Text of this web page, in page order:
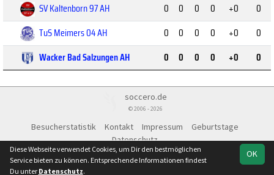
SV Kaltenborn 97 AH
0 0 0 0 +0
0
TuS Meimers 04 AH
0 0 0 0 +0
0
Wacker Bad Salzungen AH
0 0 0 0 +0 0
soccero.de
© 2006 - 2026
Besucherstatistik Kontakt Impressum
Geburtstage
Datenschutz
OK
Diese Webseite verwendet Cookies, um Dir den bestmöglichen
Service bieten zu können. Entsprechende Informationen findest
Du unter Datenschutz.